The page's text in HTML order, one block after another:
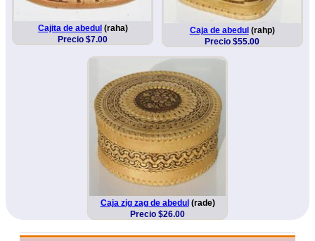
Cajita de abedul (raha)
Precio $7.00
Caja de abedul (rahp)
Precio $55.00
Caja zig zag de abedul (rade)
Precio $26.00